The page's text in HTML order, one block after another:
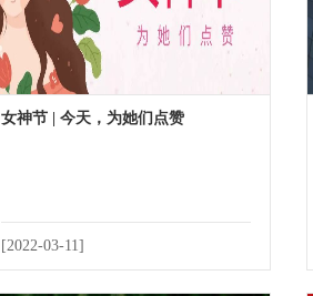
女神节 | 今天，为她们点赞
[2022-03-11]